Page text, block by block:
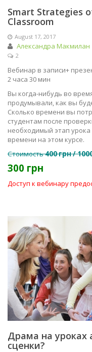
Smart Strategies
Classroom
August 17, 2017
Александра Макмилан
2
Вебинар в записи+
2 часа 30 мин
Вы когда-нибудь во
продумывали, как вы
Сколько времени вы
студентам после
необходимый этап урока
времени на этом курсе.
Стоимость400 грн /
300 грн
Доступ к вебинару
Драма на уроках
сценки?